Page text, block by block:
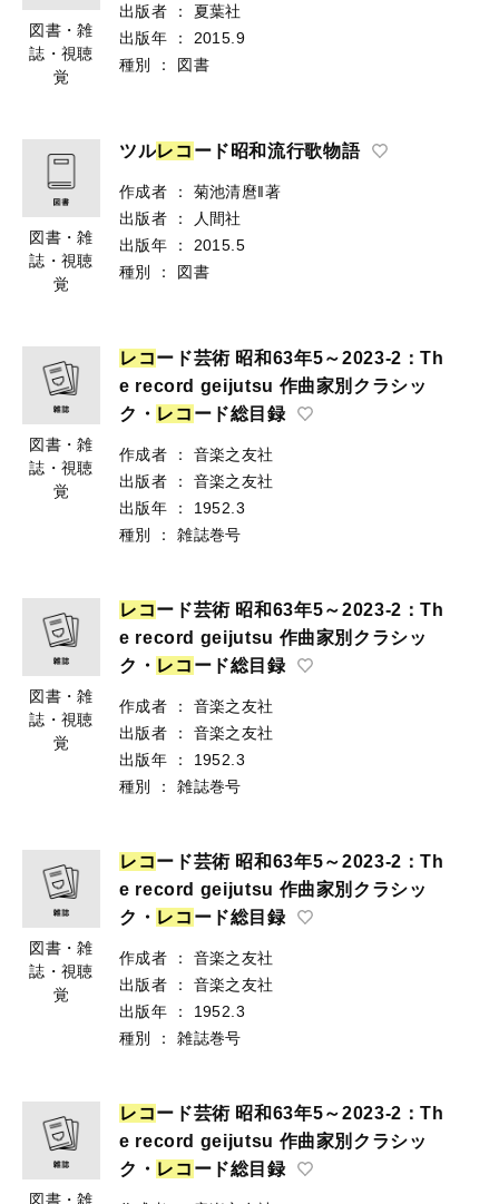
図書・雑
誌・視聴
覚
出版者
：
夏葉社
出版年
：
2015.9
種別
： 図書
図書・雑
誌・視聴
覚
ツルレ コ ード昭和流行歌物語
作成者 ：
菊池清麿‖著
出版者
：
人間社
出版年
：
2015.5
種別
： 図書
図書・雑
誌・視聴
覚
レ コード芸術 昭和63年5～2023-2：Th
e record geijutsu 作曲家別クラシッ
ク・ レ コ ード総目録
作成者 ：
音楽之友社
出版者
：
音楽之友社
出版年
：
1952.3
種別
： 雑誌巻号
図書・雑
誌・視聴
覚
レ コード芸術 昭和63年5～2023-2：Th
e record geijutsu 作曲家別クラシッ
ク・ レ コ ード総目録
作成者 ：
音楽之友社
出版者
：
音楽之友社
出版年
：
1952.3
種別
： 雑誌巻号
図書・雑
誌・視聴
覚
レ コード芸術 昭和63年5～2023-2：Th
e record geijutsu 作曲家別クラシッ
ク・ レ コ ード総目録
作成者 ：
音楽之友社
出版者
：
音楽之友社
出版年
：
1952.3
種別
： 雑誌巻号
図書・雑
レ コード芸術 昭和63年5～2023-2：Th
e record geijutsu 作曲家別クラシッ
ク・ レ コ ード総目録